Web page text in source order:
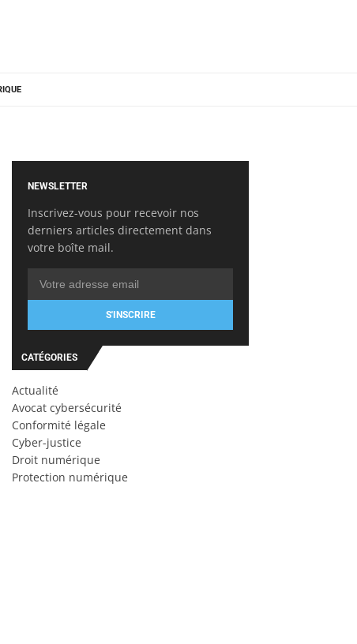
NEWSLETTER
Inscrivez-vous pour recevoir nos
derniers articles directement dans
votre boîte mail.
S'INSCRIRE
CATÉGORIES
Actualité
Avocat cybersécurité
Conformité légale
Cyber-justice
Droit numérique
Protection numérique